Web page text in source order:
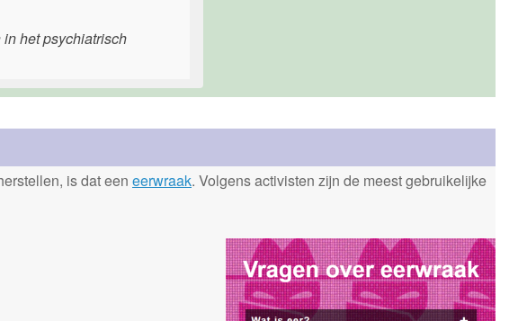
het psychiatrisch
is dat een eerwraak. Volgens activisten zijn de meest gebruikelijke